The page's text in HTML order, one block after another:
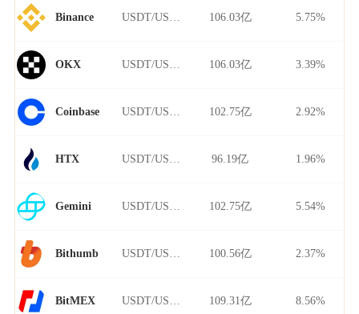
Binance 106.03亿 5.75%
OKX 106.03亿 3.39%
Coinbase 102.75亿 2.92%
HTX 96.19亿 1.96%
Gemini 102.75亿 5.54%
Bithumb 100.56亿 2.37%
BitMEX 109.31亿 8.56%